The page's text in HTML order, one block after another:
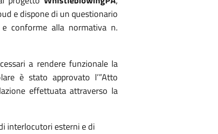
e dispone di un questionario
conforme alla normativa n.
a rendere funzionale la
è stato approvato l’”Atto
effettuata attraverso la
interlocutori esterni e di